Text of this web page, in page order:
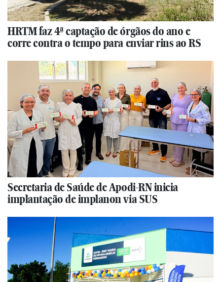
HRTM faz 4ª captação de órgãos do ano e
corre contra o tempo para enviar rins ao RS
Secretaria de Saúde de Apodi-RN inicia
implantação de implanon via SUS